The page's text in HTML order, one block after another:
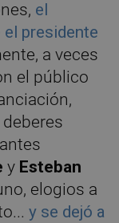
el
presidente
a veces
el público
y Esteban
elogios a
y se dejó a